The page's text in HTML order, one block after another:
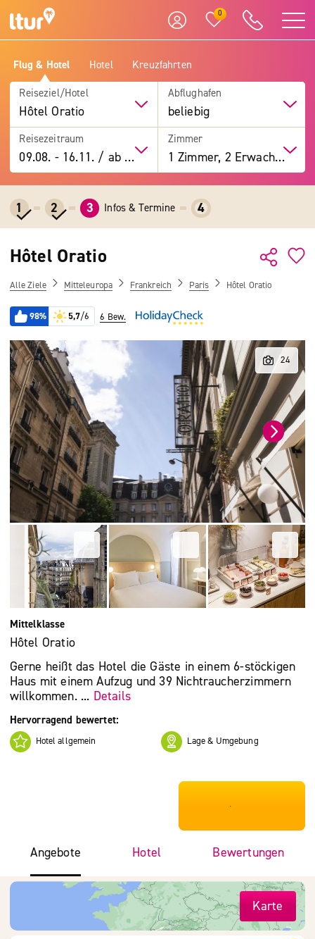
0
Flug & Hotel Hotel Kreuzfahrten
Reiseziel/Hotel
Hôtel Oratio
Abflughafen
beliebig
Reisezeitraum
09.08. -16.11. / ab 7 Tage
Zimmer
1 Zimmer, 2 Erwachsene
1 2 3 Infos & Termine 4
Hôtel Oratio
Alle Ziele Mitteleuropa Frankreich Paris Hôtel Oratio
98% 5,7/6 6 Bew.
Mittelklasse
Hôtel Oratio
Gerne heißt das Hotel die Gäste in einem 6-stöckigen
Haus mit einem Aufzug und 39 Nichtraucherzimmern
willkommen. ... Details
Hervorragend bewertet:
Hotel allgemein Lage & Umgebung
***************
Angebote Hotel Bewertungen
Karte